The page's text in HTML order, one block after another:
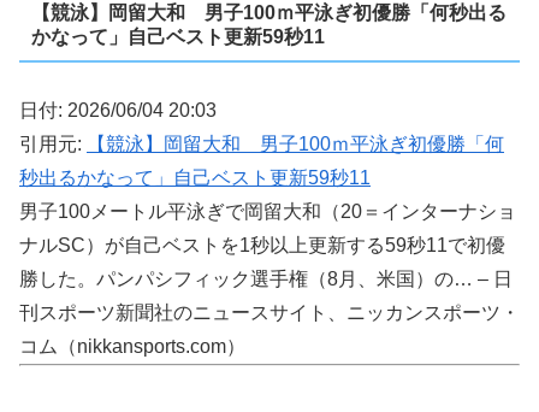
【競泳】岡留大和 男子100ｍ平泳ぎ初優勝「何秒出る
かなって」自己ベスト更新59秒11
日付: 2026/06/04 20:03
引用元:
【競泳】岡留大和 男子100ｍ平泳ぎ初優勝「何
秒出るかなって」自己ベスト更新59秒11
男子100メートル平泳ぎで岡留大和（20＝インターナショ
ナルSC）が自己ベストを1秒以上更新する59秒11で初優
勝した。パンパシフィック選手権（8月、米国）の… – 日
刊スポーツ新聞社のニュースサイト、ニッカンスポーツ・
コム（nikkansports.com）